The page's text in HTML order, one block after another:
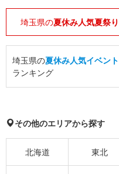
埼玉県の夏休み人気夏祭り
埼玉県の夏休み人気イベント
ランキング
その他のエリアから探す
北海道 東北